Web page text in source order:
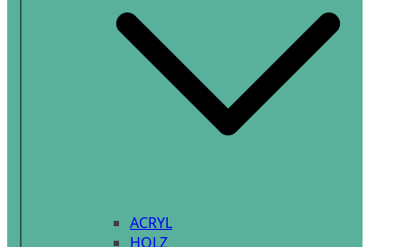
ACRYL
HOLZ